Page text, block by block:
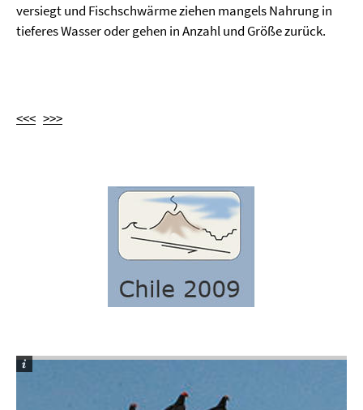
versiegt und Fischschwärme ziehen mangels Nahrung in
tieferes Wasser oder gehen in Anzahl und Größe zurück.
<<< >>>